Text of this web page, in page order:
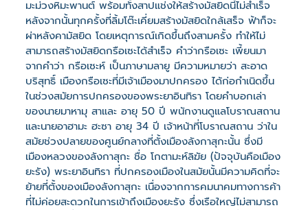
มะม่วงหิมะพานต์ พร้อมทั้งสาปแช่งให้สร้างมัสยิดนี้ไม่สำเร็จ
หลังจากนั้นทุกครั้งที่ลิ้มโต๊ะเคี่ยมสร้างมัสยิดใกล้เสร็จ ฟ้าก็จะ
ผ่าหลังคามัสยิด โดยเหตุการณ์เกิดขึ้นถึงสามครั้ง ทำให้ไม่
สามารถสร้างมัสยิดกรือเซะได้สำเร็จ คำว่ากรือเซะ เพี้ยนมา
จากคำว่า กรือเซะห์ เป็นภาษามลายู มีความหมายว่า สะอาด
บริสุทธิ์ เมืองกรือเซะที่มีเจ้าเมืองมาปกครอง ได้ก่อกำเนิดขึ้น
ในช่วงสมัยการปกครองของพระยาอินทิรา โดยคำบอกเล่า
ของนายมาหามุ สาและ อายุ 50 ปี พนักงานดูแลโบราณสถาน
และนายอาฮามะ ฮะซา อายุ 34 ปี เจ้าหน้าที่โบราณสถาน ว่าใน
สมัยช่วงปลายของศูนย์กลางที่ตั้งเมืองลังกาสุกะนั้น ซึ่งมี
เมืองหลวงของลังกาสุกะ ชื่อ โกตามะห์ลิฆัย (ปัจจุบันคือเมือง
ยะรัง) พระยาอินทิรา ที่ปกครองเมืองในสมัยนั้นมีความคิดที่จะ
ย้ายที่ตั้งของเมืองลังกาสุกะ เนื่องจากการคมนาคมทางการค้า
ที่ไม่ค่อยสะดวกในการเข้าถึงเมืองยะรัง ซึ่งเรือใหญ่ไม่สามารถ